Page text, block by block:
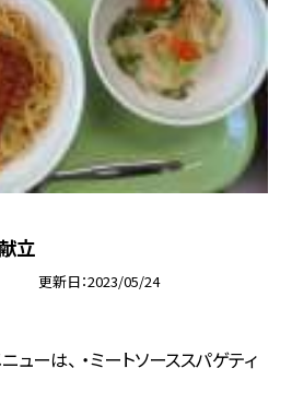
立
更新日 2023/05/24
ューは、 ・ミートソーススパゲティ